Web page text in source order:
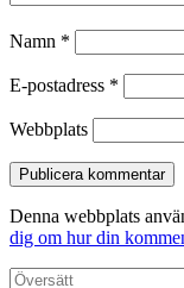
Namn *
E-postadress *
Webbplats
Denna webbplats
dig om hur din